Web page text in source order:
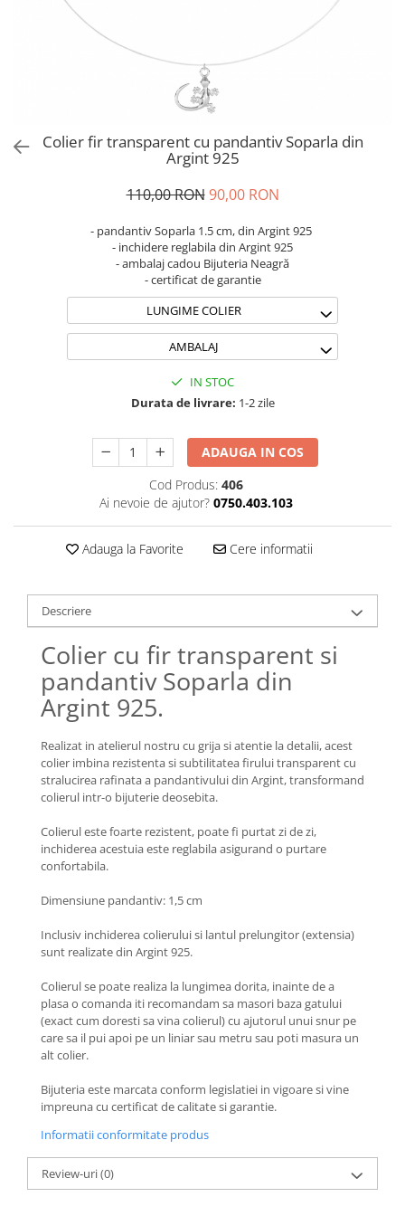
Coliere Transparente cu Stea
Coliere Transparente cu Soare
Coliere Transparente cu Semilună
Coliere Transparente cu Zodii
Coliere Transparente cu Perle
Coliere Transparente cu Flori
Coliere Transparente cu Molecule
Coliere Transparente cu Pietre
Coliere Transparente Diverse
Lănțișoare cu Inimioare
Lănțișoare cu Cruce
Lănțișoare cu Stea
Lănțișoare cu Semilună
Lănțișoare cu Zodii
Lănțișoare cu Animale
Lănțișoare cu Molecule
Lănțișoare cu Pietre Naturale
Lănțișoare Argint Diverse
COLIERE CU PERLE
Coliere cu Perle Preciosa
COLIERE ȘNUR REGLABIL
Coliere cu Inimioare
Coliere cu Cruce
Coliere cu Stea
Coliere cu Soare
Coliere cu Semilună
Coliere cu Zodii
Coliere cu Flori
Coliere cu Molecule
Coliere Diverse
Brățări din Aur cu șnur reglabil
Brățări din Argint cu șnur reglabil
BRĂȚĂRI CU PIETRE SEMIPREȚIOASE
Brățări din Aur cu pietre
semiprețioase
Brățări din Argint cu pietre
Brățări elastice cu pietre
semiprețioase
BRĂȚĂRI DE PICIOR
Brățări de picior din Aur
Brățări de picior din Argint
Brățări din Argint cu pietre
semiprețioase
Brățări elastice cu pietre
Colier fir transparent cu pandantiv Soparla din
Argint 925
110,00 RON 90,00 RON
- pandantiv Soparla 1.5 cm, din Argint 925
- inchidere reglabila din Argint 925
- ambalaj cadou Bijuteria Neagră
- certificat de garantie
LUNGIME COLIER
AMBALAJ
IN STOC
Durata de livrare: 1-2 zile
ADAUGA IN COS
Cod Produs: 406
Ai nevoie de ajutor? 0750.403.103
Adauga la Favorite Cere informatii
Descriere
Colier cu fir transparent si
pandantiv Soparla din
Argint 925.
Realizat in atelierul nostru cu grija si atentie la detalii, acest
colier imbina rezistenta si subtilitatea firului transparent cu
stralucirea rafinata a pandantivului din Argint, transformand
colierul intr-o bijuterie deosebita.
Colierul este foarte rezistent, poate fi purtat zi de zi,
inchiderea acestuia este reglabila asigurand o purtare
confortabila.
Dimensiune pandantiv: 1,5 cm
Inclusiv inchiderea colierului si lantul prelungitor (extensia)
sunt realizate din Argint 925.
Colierul se poate realiza la lungimea dorita, inainte de a
plasa o comanda iti recomandam sa masori baza gatului
(exact cum doresti sa vina colierul) cu ajutorul unui snur pe
care sa il pui apoi pe un liniar sau metru sau poti masura un
alt colier.
Bijuteria este marcata conform legislatiei in vigoare si vine
impreuna cu certificat de calitate si garantie.
Informatii conformitate produs
Review-uri(0)